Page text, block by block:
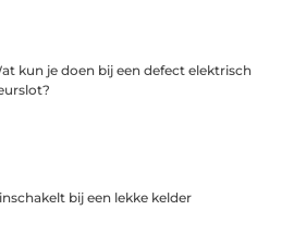
kun je doen bij een defect elektrisch
bij een lekke kelder